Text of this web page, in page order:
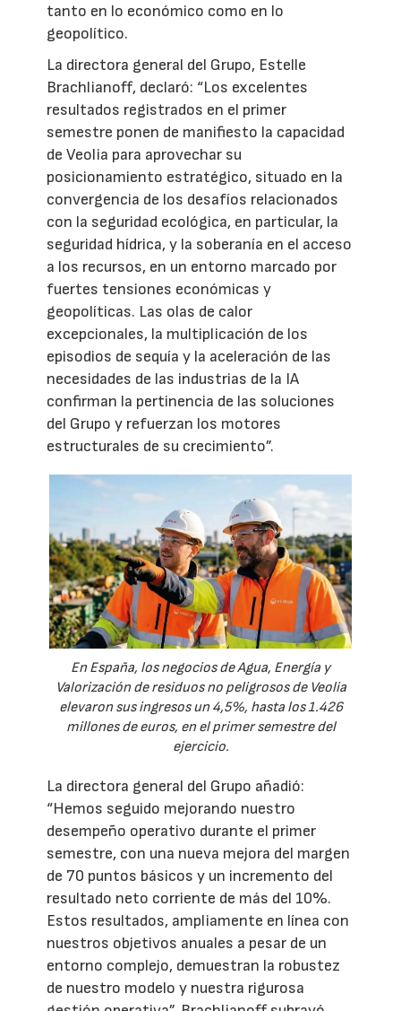
tanto en lo económico como en lo
geopolítico.
La directora general del Grupo, Estelle
Brachlianoff, declaró: “Los excelentes
resultados registrados en el primer
semestre ponen de manifiesto la capacidad
de Veolia para aprovechar su
posicionamiento estratégico, situado en la
convergencia de los desafíos relacionados
con la seguridad ecológica, en particular, la
seguridad hídrica, y la soberanía en el acceso
a los recursos, en un entorno marcado por
fuertes tensiones económicas y
geopolíticas. Las olas de calor
excepcionales, la multiplicación de los
episodios de sequía y la aceleración de las
necesidades de las industrias de la IA
confirman la pertinencia de las soluciones
del Grupo y refuerzan los motores
estructurales de su crecimiento”.
En España, los negocios de Agua, Energía y
Valorización de residuos no peligrosos de Veolia
elevaron sus ingresos un 4,5%, hasta los 1.426
millones de euros, en el primer semestre del
ejercicio.
La directora general del Grupo añadió:
“Hemos seguido mejorando nuestro
desempeño operativo durante el primer
semestre, con una nueva mejora del margen
de 70 puntos básicos y un incremento del
resultado neto corriente de más del 10%.
Estos resultados, ampliamente en línea con
nuestros objetivos anuales a pesar de un
entorno complejo, demuestran la robustez
de nuestro modelo y nuestra rigurosa